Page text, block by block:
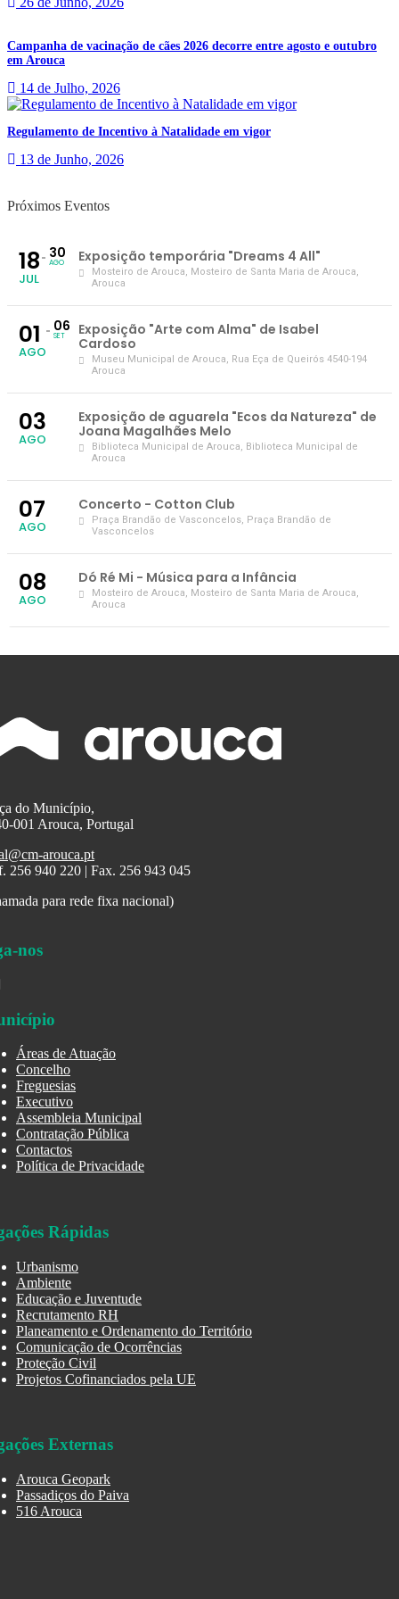
Campanha de vacinação de cães 2026 decorre entre agosto e outubro
em Arouca
14 de Julho, 2026
Regulamento de Incentivo à Natalidade em vigor
13 de Junho, 2026
Próximos Eventos
18
JUL
30
AGO Exposição temporária "Dreams 4 All"
Mosteiro de Arouca, Mosteiro de Santa Maria de Arouca,
Arouca
01
AGO
06
SET
Exposição "Arte com Alma" de Isabel
Cardoso
Museu Municipal de Arouca, Rua Eça de Queirós 4540-194
Arouca
03
AGO
Exposição de aguarela "Ecos da Natureza" de
Joana Magalhães Melo
Biblioteca Municipal de Arouca, Biblioteca Municipal de
Arouca
07
AGO
Concerto - Cotton Club
Praça Brandão de Vasconcelos, Praça Brandão de
Vasconcelos
08
AGO
Dó Ré Mi - Música para a Infância
Mosteiro de Arouca, Mosteiro de Santa Maria de Arouca,
Arouca
do Município,
001 Arouca, Portugal
arouca.pt
256 940 220 | Fax. 256 943 045
para rede fixa nacional)
nos
Áreas de Atuação
Concelho
Freguesias
Executivo
Assembleia Municipal
Contratação Pública
Contactos
Política de Privacidade
Rápidas
Urbanismo
Ambiente
Educação e Juventude
Recrutamento RH
Planeamento e Ordenamento do Território
Comunicação de Ocorrências
Proteção Civil
Projetos Cofinanciados pela UE
Externas
Arouca Geopark
Passadiços do Paiva
516 Arouca